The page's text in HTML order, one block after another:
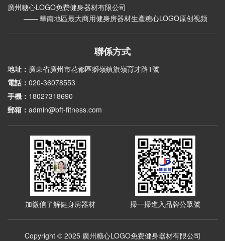
廣州糖心LOGO免费健身器材有限公司
—— 華南地區最大商用健身房器材生產糖心LOGO原创视频
聯係方式
地址： 廣東省廣州市花都區獅嶺鎮旗嶺育才路1號
電話： 020-36078553
手機： 18027318690
郵箱： admin@bft-fitness.com
加微信了解健身房器材 掃一掃進入品牌公眾號
Copyright © 2025 廣州糖心LOGO免费健身器材有限公司